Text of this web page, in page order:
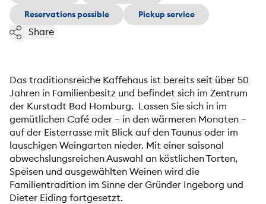
Reservations possible
Pickup service
Share
Das traditionsreiche Kaffehaus ist bereits seit über 50
Jahren in Familienbesitz und befindet sich im Zentrum
der Kurstadt Bad Homburg. ​ Lassen Sie sich in im
gemütlichen Café oder – in den wärmeren Monaten –
auf der Eisterrasse mit Blick auf den Taunus oder im
lauschigen Weingarten nieder. Mit einer saisonal
abwechslungsreichen Auswahl an köstlichen Torten,
Speisen und ausgewählten Weinen wird die
Familientradition im Sinne der Gründer Ingeborg und
Dieter Eiding fortgesetzt.